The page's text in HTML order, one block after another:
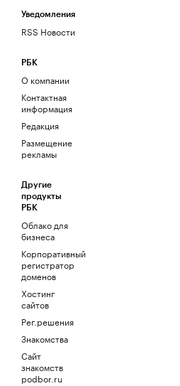
Уведомления
RSS Новости
РБК
О компании
Контактная
информация
Редакция
Размещение
рекламы
Другие
продукты
РБК
Облако для
бизнеса
Корпоративный
регистратор
доменов
Хостинг
сайтов
Рег.решения
Знакомства
Сайт
знакомств
podbor.ru